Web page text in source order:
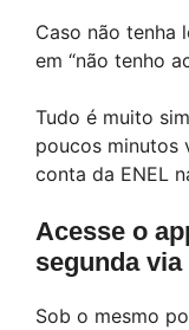
Caso não tenha
em “não tenho
Tudo é muito
poucos minutos
conta da ENEL
Acesse o
segunda
Sob o mesmo